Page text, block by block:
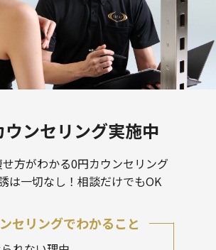
ウンセリング実施中
方がわかる0円カウンセリング
は一切なし！相談だけでもOK
セリングでわかること